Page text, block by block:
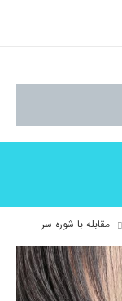
مقابله با شوره سر